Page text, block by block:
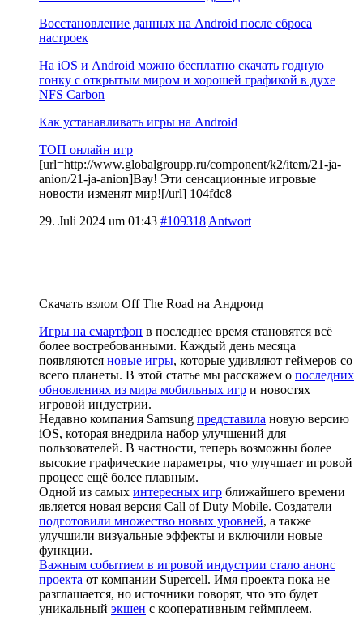
Восстановление данных на Android после сброса
настроек
На iOS и Android можно бесплатно скачать годную
гонку с открытым миром и хорошей графикой в духе
NFS Carbon
Как устанавливать игры на Android
ТОП онлайн игр
[url=http://www.globalgroupp.ru/component/k2/item/21-ja-
anion/21-ja-anion]Вау! Эти сенсационные игровые
новости изменят мир![/url] 104fdc8
29. Juli 2024 um 01:43 #109318 Antwort
Скачать взлом Off The Road на Андроид
Игры на смартфон в последнее время становятся всё
более востребованными. Каждый день месяца
появляются новые игры, которые удивляют геймеров со
всего планеты. В этой статье мы расскажем о последних
обновлениях из мира мобильных игр и новостях
игровой индустрии.
Недавно компания Samsung представила новую версию
iOS, которая внедрила набор улучшений для
пользователей. В частности, теперь возможны более
высокие графические параметры, что улучшает игровой
процесс ещё более плавным.
Одной из самых интересных игр ближайшего времени
является новая версия Call of Duty Mobile. Создатели
подготовили множество новых уровней, а также
улучшили визуальные эффекты и включили новые
функции.
Важным событием в игровой индустрии стало анонс
проекта от компании Supercell. Имя проекта пока не
разглашается, но источники говорят, что это будет
уникальный экшен с кооперативным геймплеем.